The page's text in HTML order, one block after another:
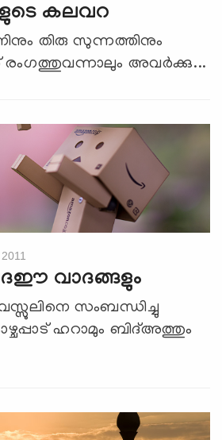
കലവറ
തിരു സുന്നത്തിനും
രംഗത്തുവന്നാലും അവര്‍ക്കു...
വാദങ്ങളും
സംബന്ധിച്ചു
ഹറാമും ബിദ്അത്തും